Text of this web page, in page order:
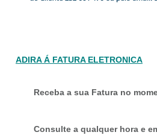
ADIRA Á FATURA ELETRONICA
Receba a sua Fatura no
Consulte a qualquer hora e